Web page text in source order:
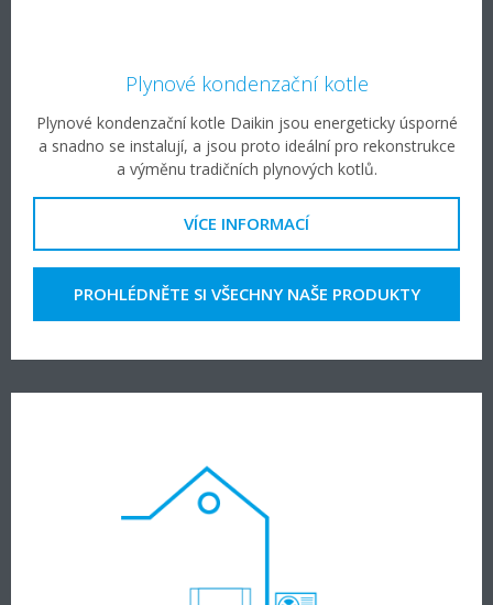
Plynové kondenzační kotle
Plynové kondenzační kotle Daikin jsou energeticky úsporné
a snadno se instalují, a jsou proto ideální pro rekonstrukce
a výměnu tradičních plynových kotlů.
VÍCE INFORMACÍ
PROHLÉDNĚTE SI VŠECHNY NAŠE PRODUKTY